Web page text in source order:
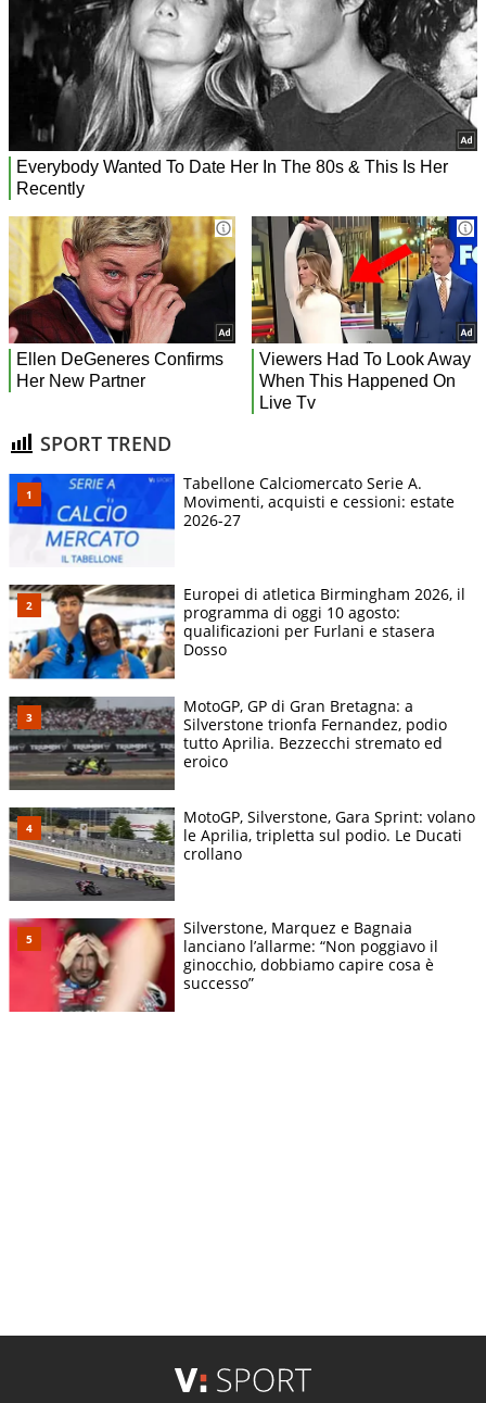
SPORT TREND
Tabellone Calciomercato Serie A.
Movimenti, acquisti e cessioni: estate
2026-27
Europei di atletica Birmingham 2026, il
programma di oggi 10 agosto:
qualificazioni per Furlani e stasera
Dosso
MotoGP, GP di Gran Bretagna: a
Silverstone trionfa Fernandez, podio
tutto Aprilia. Bezzecchi stremato ed
eroico
MotoGP, Silverstone, Gara Sprint: volano
le Aprilia, tripletta sul podio. Le Ducati
crollano
Silverstone, Marquez e Bagnaia
lanciano l’allarme: “Non poggiavo il
ginocchio, dobbiamo capire cosa è
successo”